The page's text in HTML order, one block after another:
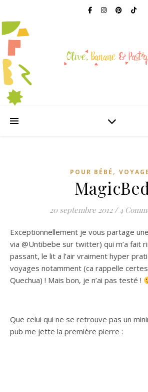
POUR BÉBÉ ,
MagicBed
20 septembre 2012 / 4
Exceptionnellement je vous partage
via @Untibebe sur twitter) qui m’a fait
passant, le lit a l’air vraiment hyper
voyages notamment (ca rappelle
Quechua) ! Mais bon, je n’ai pas testé !
Que celui qui ne se retrouve pas un
pub me jette la première pierre :